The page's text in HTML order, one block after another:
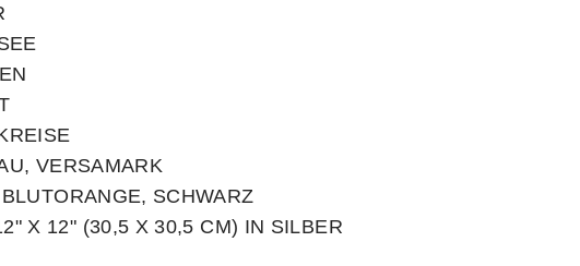
VERSAMARK
SCHWARZ
X 12" (30,5 X 30,5 CM) IN SILBER